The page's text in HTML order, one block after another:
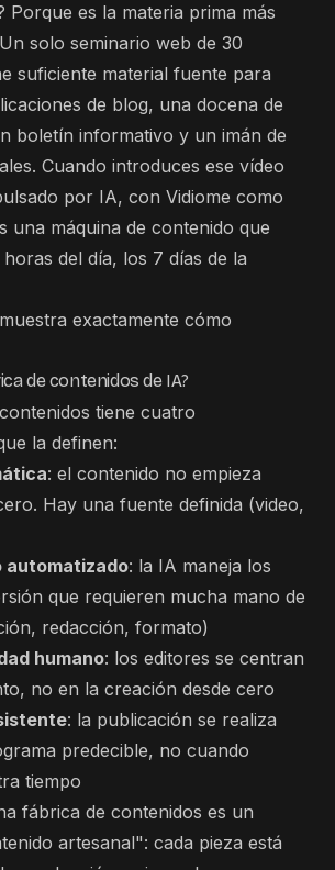
Porque es la materia prima más
solo seminario web de 30
suficiente material fuente para
de blog, una docena de
boletín informativo y un imán de
Cuando introduces ese vídeo
por IA, con Vidiome como
una máquina de contenido que
del día, los 7 días de la
exactamente cómo
de contenidos de IA?
tiene cuatro
la definen:
: el contenido no empieza
Hay una fuente definida (video,
automatizado: la IA maneja los
que requieren mucha mano de
redacción, formato)
humano: los editores se centran
no en la creación desde cero
: la publicación se realiza
predecible, no cuando
tiempo
fábrica de contenidos es un
artesanal": cada pieza está